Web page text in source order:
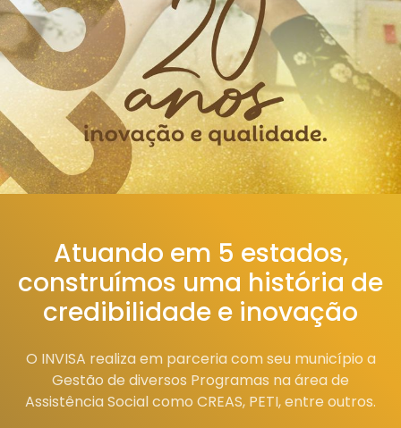
Atuando em 5 estados,
construímos uma história de
credibilidade e inovação
O INVISA realiza em parceria com seu município a
Gestão de diversos Programas na área de
Assistência Social como CREAS, PETI, entre outros.